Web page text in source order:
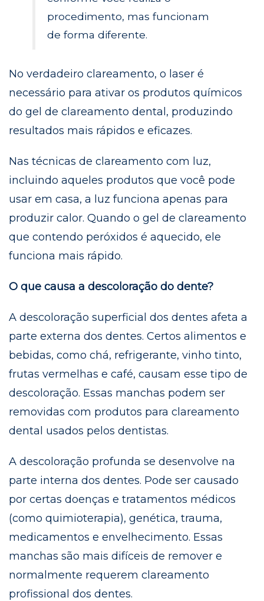
procedimento, mas funcionam
de forma diferente.
No verdadeiro clareamento, o laser é
necessário para ativar os produtos químicos
do gel de clareamento dental, produzindo
resultados mais rápidos e eficazes.
Nas técnicas de clareamento com luz,
incluindo aqueles produtos que você pode
usar em casa, a luz funciona apenas para
produzir calor. Quando o gel de clareamento
que contendo peróxidos é aquecido, ele
funciona mais rápido.
O que causa a descoloração do dente?
A descoloração superficial dos dentes afeta a
parte externa dos dentes. Certos alimentos e
bebidas, como chá, refrigerante, vinho tinto,
frutas vermelhas e café, causam esse tipo de
descoloração. Essas manchas podem ser
removidas com produtos para clareamento
dental usados pelos dentistas.
A descoloração profunda se desenvolve na
parte interna dos dentes. Pode ser causado
por certas doenças e tratamentos médicos
(como quimioterapia), genética, trauma,
medicamentos e envelhecimento. Essas
manchas são mais difíceis de remover e
normalmente requerem clareamento
profissional dos dentes.